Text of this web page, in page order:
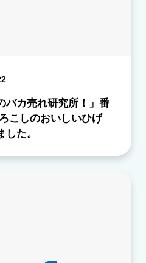
バカ売れ研究所！」番
こしのおいしいひげ
した。